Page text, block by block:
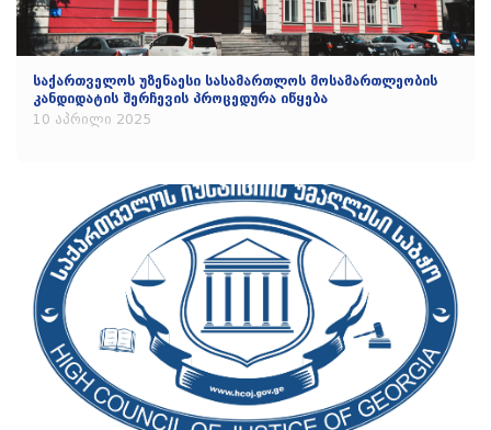
საქართველოს უზენაესი სასამართლოს მოსამართლეობის
კანდიდატის შერჩევის პროცედურა იწყება
10 აპრილი 2025